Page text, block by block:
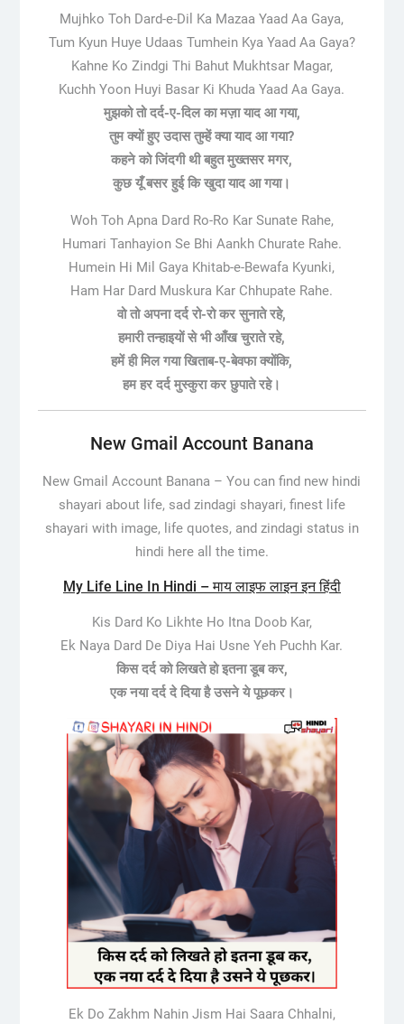
Mujhko Toh Dard-e-Dil Ka Mazaa Yaad Aa Gaya,
Tum Kyun Huye Udaas Tumhein Kya Yaad Aa Gaya?
Kahne Ko Zindgi Thi Bahut Mukhtsar Magar,
Kuchh Yoon Huyi Basar Ki Khuda Yaad Aa Gaya.
मुझको तो दर्द-ए-दिल का मज़ा याद आ गया,
तुम क्यों हुए उदास तुम्हें क्या याद आ गया?
कहने को जिंदगी थी बहुत मुख्तसर मगर,
कुछ यूँ बसर हुई कि खुदा याद आ गया।
Woh Toh Apna Dard Ro-Ro Kar Sunate Rahe,
Humari Tanhayion Se Bhi Aankh Churate Rahe.
Humein Hi Mil Gaya Khitab-e-Bewafa Kyunki,
Ham Har Dard Muskura Kar Chhupate Rahe.
वो तो अपना दर्द रो-रो कर सुनाते रहे,
हमारी तन्हाइयों से भी आँख चुराते रहे,
हमें ही मिल गया खिताब-ए-बेवफा क्योंकि,
हम हर दर्द मुस्कुरा कर छुपाते रहे।
New Gmail Account Banana
New Gmail Account Banana –You can find new hindi
shayari about life, sad zindagi shayari, finest life
shayari with image, life quotes, and zindagi status in
hindi here all the time.
My Life Line In Hindi – माय लाइफ लाइन इन हिंदी
Kis Dard Ko Likhte Ho Itna Doob Kar,
Ek Naya Dard De Diya Hai Usne Yeh Puchh Kar.
किस दर्द को लिखते हो इतना डूब कर,
एक नया दर्द दे दिया है उसने ये पूछकर।
Ek Do Zakhm Nahin Jism Hai Saara Chhalni,